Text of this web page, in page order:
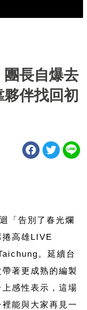
長自爆去
伴找回初
「告別了春光爛
捲高雄LIVE
。延續台
著更成熟的編製
感性表示，這場
能與大家再見一